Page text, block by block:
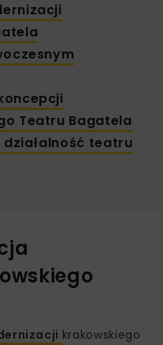
Teatru Bagatela
teatru
krakowskiego